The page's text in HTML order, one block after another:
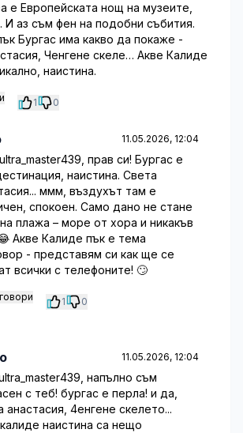
е Европейската нощ на музеите,
И аз съм фен на подобни събития.
Бургас има какво да покаже -
Ченгене скеле… Акве Калиде
наистина.
1 0
11.05.2026, 12:04
прав си! Бургас е
наистина. Света
ммм, въздухът там е
спокоен. Само дано не стане
плажа – море от хора и никакъв
Акве Калиде пък е тема
- представям си как ще се
всички с телефоните! 🙄
1 0
11.05.2026, 12:04
напълно съм
с теб! бургас е перла! и да,
анастасия, 4енгене скелето...
наистина са нещо